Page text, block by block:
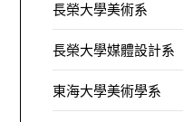
長榮大學美術系
長榮大學媒體設計系
東海大學美術學系